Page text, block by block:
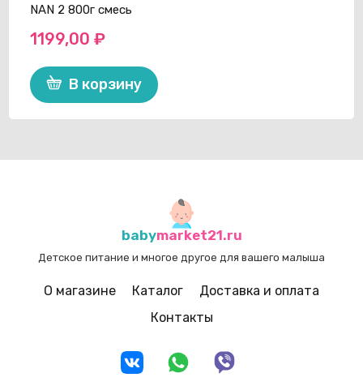
NAN 2 800г смесь
1199,00₽
В корзину
babymarket21.ru
Детское питание и многое другое для вашего малыша
О магазине Каталог
Доставка и оплата
Контакты